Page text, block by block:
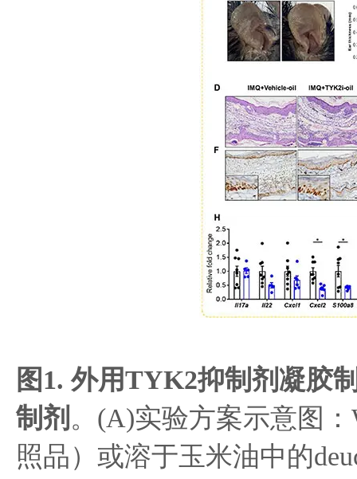
图1. 外用TYK2抑制剂凝胶
制剂 。(A)实验方案示意图
照品）或溶于玉米油中的